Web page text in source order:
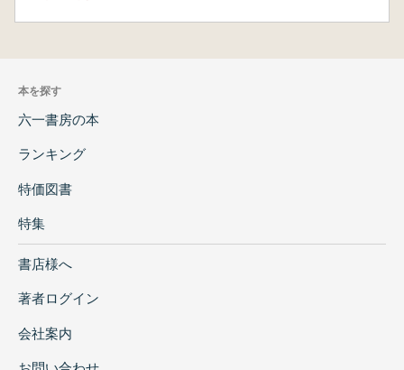
本を探す
六一書房の本
ランキング
特価図書
特集
書店様へ
著者ログイン
会社案内